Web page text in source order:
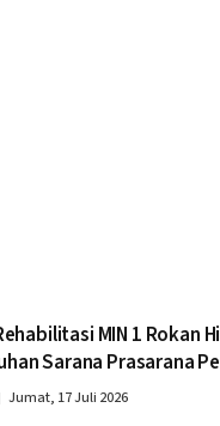
MIN 1 Rokan
Sarana Prasarana
Jumat, 17 Juli 2026